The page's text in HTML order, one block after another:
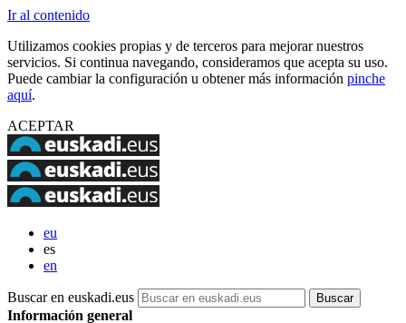
Ir al contenido
Utilizamos cookies propias y de terceros para mejorar nuestros
servicios. Si continua navegando, consideramos que acepta su uso.
Puede cambiar la configuración u obtener más información pinche
aquí.
ACEPTAR
eu
es
en
Buscar en euskadi.eus
Información general